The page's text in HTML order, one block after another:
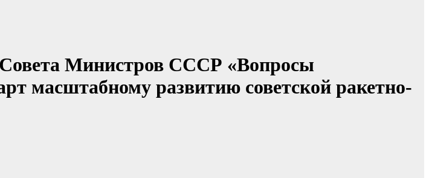
Совета Министров СССР «Вопросы
масштабному развитию советской ракетно-